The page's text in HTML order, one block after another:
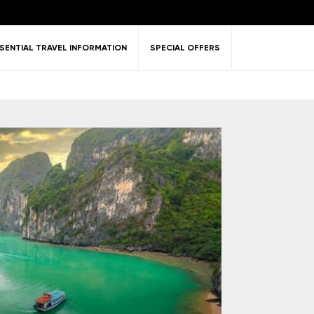
TRAVEL INFORMATION SPECIAL OFFERS
&
Nature Golf